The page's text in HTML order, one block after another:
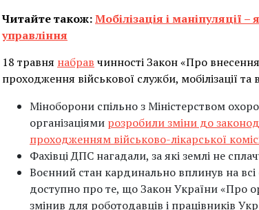
Читайте також:Мобілізація і маніпуляції
управління
18 травня набрав чинності Закон «Про
проходження військової служби, мобілізації та
Міноборони спільно з Міністерством
організаціями розробили зміни до
проходженням військово-лікарської
Фахівці ДПС нагадали, за які землі не
Воєнний стан кардинально вплинув на
доступно про те, що Закон України «Про
змінив для роботодавців і працівників